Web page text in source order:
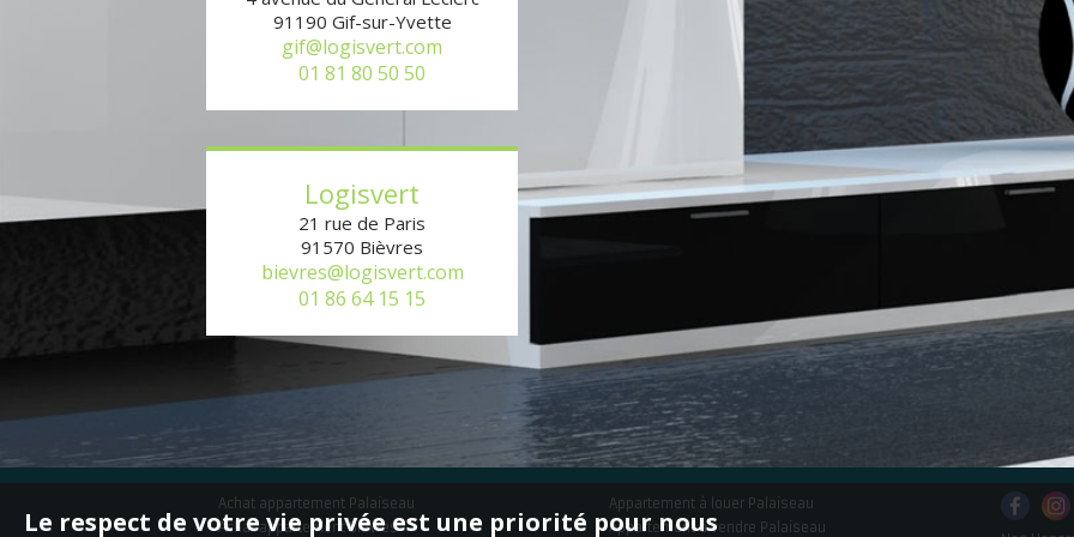
91190 Gif-sur-Yvette
gif@logisvert.com
01 81 80 50 50
Logisvert
21 rue de Paris
91570 Bièvres
bievres@logisvert.com
01 86 64 15 15
Achat appartement Palaiseau
Achat appartement Bièvres
Appartement à louer Palaiseau
Appartement à vendre Palaiseau
Le respect de votre vie privée est une priorité pour nous